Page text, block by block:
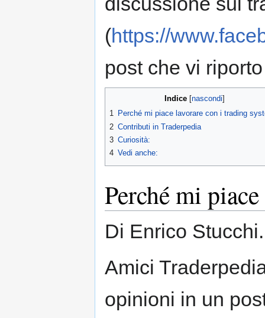
(https://
post che vi
Indice
1 Perché mi piace lavorare con i trading
2 Contributi in Traderpedia
3 Curiosità:
4 Vedi anche:
Perché mi
Di Enrico Stucchi.
Amici
opinioni in un